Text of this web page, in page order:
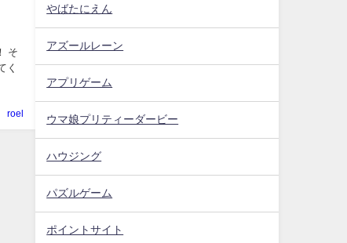
そ
く
roel
やばたにえん
アズールレーン
アプリゲーム
ウマ娘プリティーダービー
ハウジング
パズルゲーム
ポイントサイト